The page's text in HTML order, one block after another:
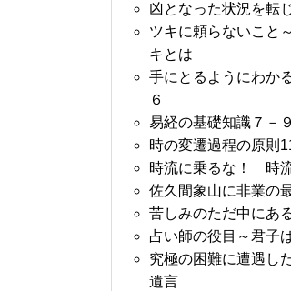
凶となった状況を転
ツキに頼らないこと
キとは
手にとるようにわか
６
易経の基礎知識７－９
時の変遷過程の原則
時流に乗るな！ 時
佐久間象山に非業の
苦しみのただ中にあ
占い師の役目～君子
究極の困難に遭遇し
遺言